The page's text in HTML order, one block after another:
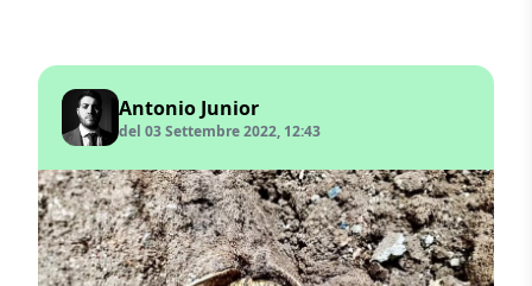
Antonio Junior
del 03 Settembre 2022, 12:43